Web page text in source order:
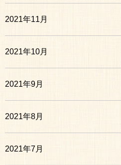
2021年11月
2021年10月
2021年9月
2021年8月
2021年7月